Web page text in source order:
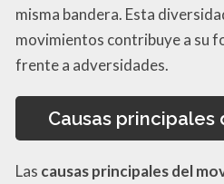
misma bandera. Esta
movimientos contribuye a su
frente a adversidades.
Causas
Las causas principales del